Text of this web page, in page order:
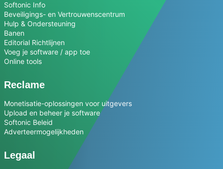
Softonic Info
Beveiligings- en Vertrouwenscentrum
Hulp & Ondersteuning
Banen
Editorial Richtlijnen
Voeg je software / app toe
Online tools
Reclame
Monetisatie-oplossingen voor uitgevers
Upload en beheer je software
Softonic Beleid
Adverteermogelijkheden
Legaal